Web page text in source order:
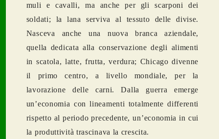
muli e cavalli, ma anche per gli scarponi dei
soldati; la lana serviva al tessuto delle divise.
Nasceva anche una nuova branca aziendale,
quella dedicata alla conservazione degli alimenti
in scatola, latte, frutta, verdura; Chicago divenne
il primo centro, a livello mondiale, per la
lavorazione delle carni. Dalla guerra emerge
un’economia con lineamenti totalmente differenti
rispetto al periodo precedente, un’economia in cui
la produttività trascinava la crescita.